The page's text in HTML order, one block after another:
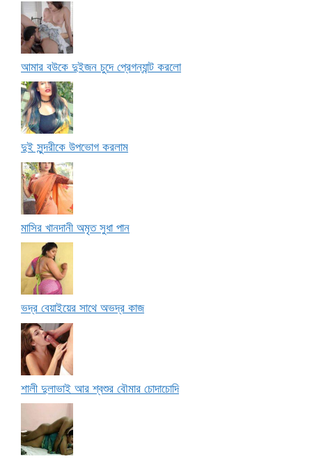
আমার বউকে দুইজন চুদে প্রেগন্যান্ট করলো
দুই সুন্দরীকে উপভোগ করলাম
মাসির খানদানী অমৃত সুধা পান
ভদ্র বেয়াইয়ের সাথে অভদ্র কাজ
শালী দুলাভাই আর শ্বশুর বৌমার চোদাচোদি